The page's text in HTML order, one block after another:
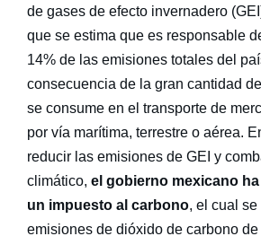
de gases de efecto invernadero
que se estima que es responsable
14% de las emisiones totales del
consecuencia de la gran cantidad
se consume en el transporte de
por vía marítima, terrestre o aérea.
reducir las emisiones de GEI y
climático, el gobierno mexicano
un impuesto al carbono, el cual
emisiones de dióxido de carbono